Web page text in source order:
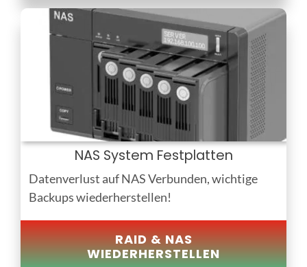
NAS System Festplatten
Datenverlust auf NAS Verbunden, wichtige
Backups wiederherstellen!
RAID & NAS
WIEDERHERSTELLEN